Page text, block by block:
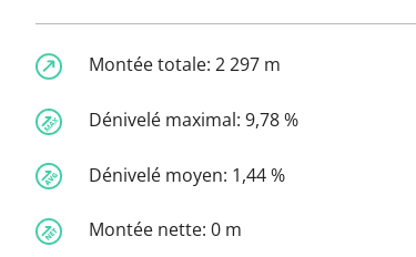
Montée totale: 2 297 m
Dénivelé maximal: 9,78 %
Dénivelé moyen: 1,44 %
Montée nette: 0 m